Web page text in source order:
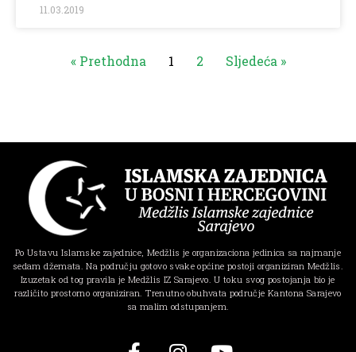
11.03.2019
« Prethodna 1 2 Sljedeća »
Po Ustavu Islamske zajednice, Medžlis je organizaciona jedinica sa najmanje
sedam džemata. Na području gotovo svake općine postoji organiziran Medžlis.
Izuzetak od tog pravila je Medžlis IZ Sarajevo. U toku svog postojanja bio je
različito prostorno organiziran. Trenutno obuhvata područje Kantona Sarajevo
sa malim odstupanjem.